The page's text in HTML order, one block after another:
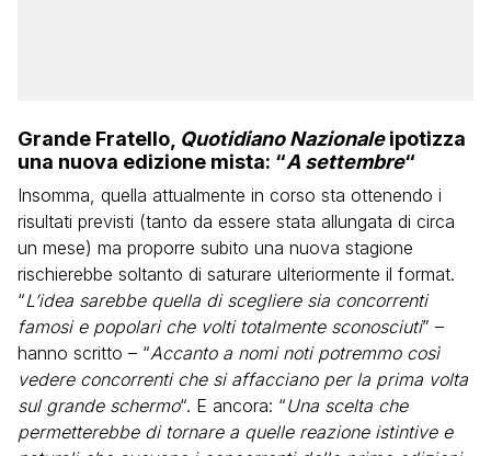
Grande Fratello, Quotidiano Nazionaleipotizza
una nuova edizione mista: “A settembre“
Insomma, quella attualmente in corso sta ottenendo i
risultati previsti (tanto da essere stata allungata di circa
un mese) ma proporre subito una nuova stagione
rischierebbe soltanto di saturare ulteriormente il format.
“L’idea sarebbe quella di scegliere sia concorrenti
famosi e popolari che volti totalmente sconosciuti” –
hanno scritto – “Accanto a nomi noti potremmo così
vedere concorrenti che si affacciano per la prima volta
sul grande schermo“. E ancora: “Una scelta che
permetterebbe di tornare a quelle reazione istintive e